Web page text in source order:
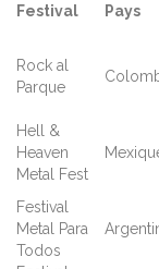
Festival Pays
Rock al
Parque
Hell &
Heaven
Metal Fest
Festival
Metal Para
Todos